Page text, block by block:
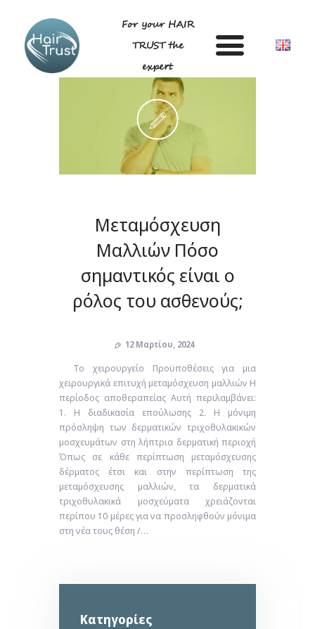
For your HAIR
TRUST the
expert
ΣΥΧΝΕΣ ΕΡΩΤΗΣΕΙΣ
ΕΠΙΚΟΙΝΩΝΙΑ
Μεταμόσχευση
Μαλλιών Πόσο
σημαντικός είναι ο
ρόλος του ασθενούς;
12 Μαρτίου, 2024
Το χειρουργείο Προϋποθέσεις για μια
χειρουργικά επιτυχή μεταμόσχευση μαλλιών Η
περίοδος αποθεραπείας Αυτή περιλαμβάνει:
1. Η διαδικασία επούλωσης 2. Η μόνιμη
πρόσληψη των δερματικών τριχοθυλακικών
μοσχευμάτων στη λήπτρια δερματική περιοχή
Όπως σε κάθε περίπτωση μεταμόσχευσης
δέρματος έτσι και στην περίπτωση της
μεταμόσχευσης μαλλιών, τα δερματικά
τριχοθυλακικά μοσχεύματα χρειάζονται
περίπου 10 μέρες για να προσληφθούν μόνιμα
στη νέα τους θέση /…
Kατηγορίες